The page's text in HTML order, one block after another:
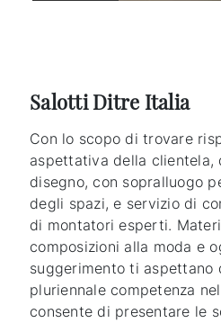
Salotti Ditre Italia
Con lo scopo di trovare
aspettativa della clientela,
disegno, con sopralluogo
degli spazi, e servizio di
di montatori esperti.
composizioni alla moda e
suggerimento ti aspettano
pluriennale competenza
consente di presentare le